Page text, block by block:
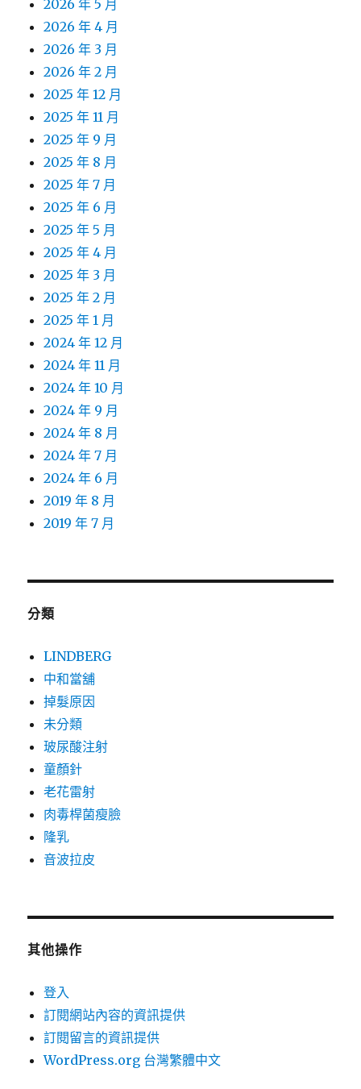
2026 年 5 月
2026 年 4 月
2026 年 3 月
2026 年 2 月
2025 年 12 月
2025 年 11 月
2025 年 9 月
2025 年 8 月
2025 年 7 月
2025 年 6 月
2025 年 5 月
2025 年 4 月
2025 年 3 月
2025 年 2 月
2025 年 1 月
2024 年 12 月
2024 年 11 月
2024 年 10 月
2024 年 9 月
2024 年 8 月
2024 年 7 月
2024 年 6 月
2019 年 8 月
2019 年 7 月
分類
LINDBERG
中和當舖
掉髮原因
未分類
玻尿酸注射
童顏針
老花雷射
肉毒桿菌瘦臉
隆乳
音波拉皮
其他操作
登入
訂閱網站內容的資訊提供
訂閱留言的資訊提供
WordPress.org 台灣繁體中文